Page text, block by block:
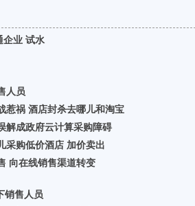
企业 试水
人员
惹祸 酒店封杀去哪儿和淘宝
解成政府云计算采购障碍
采购低价酒店 加价卖出
向在线销售渠道转变
销售人员